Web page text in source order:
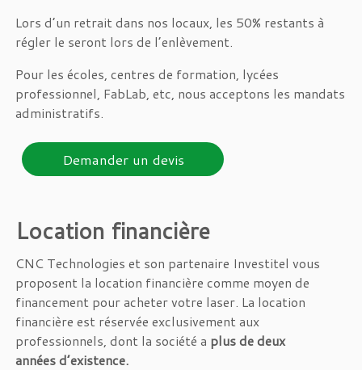
Lors d’un retrait dans nos locaux, les 50% restants à
régler le seront lors de l’enlèvement.
Pour les écoles, centres de formation, lycées
professionnel, FabLab, etc, nous acceptons les mandats
administratifs.
Demander un devis
Location financière
CNC Technologies et son partenaire Investitel vous
proposent la location financière comme moyen de
financement pour acheter votre laser. La location
financière est réservée exclusivement aux
professionnels, dont la société a plus de deux
années d’existence.